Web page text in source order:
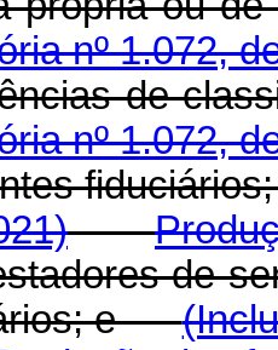
nº 1.072,
de
nº 1.072,
de
e